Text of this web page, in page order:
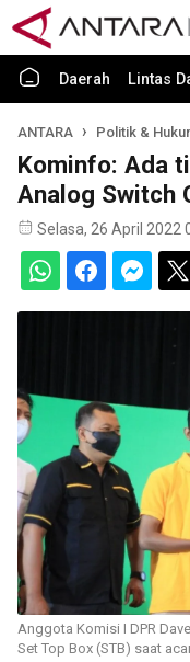
Daerah Lintas
ANTARA Politik &
Kominfo: Ada
Analog Switch
Selasa, 26 April 2022
Anggota Komisi I DPR
Set Top Box (STB) saat